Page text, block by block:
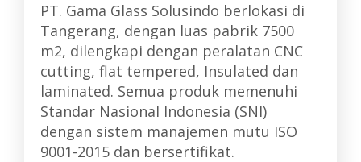
PT. Gama Glass Solusindo berlokasi di
Tangerang, dengan luas pabrik 7500
m2, dilengkapi dengan peralatan CNC
cutting, flat tempered, Insulated dan
laminated. Semua produk memenuhi
Standar Nasional Indonesia (SNI)
dengan sistem manajemen mutu ISO
9001-2015 dan bersertifikat.